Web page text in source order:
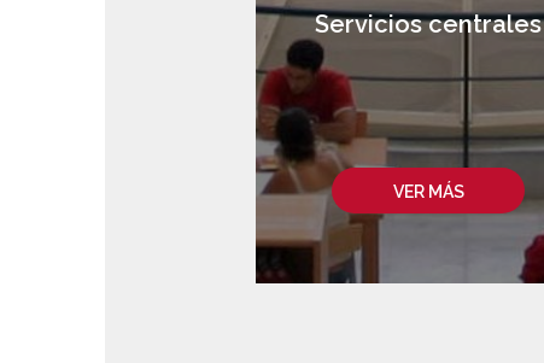
VER MÁS
Servicios centrales